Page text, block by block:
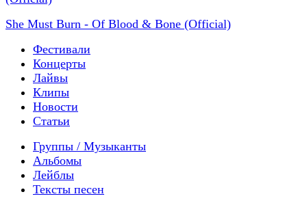
She Must Burn - Of Blood & Bone (Official)
Фестивали
Концерты
Лайвы
Клипы
Новости
Статьи
Группы / Музыканты
Альбомы
Лейблы
Тексты песен